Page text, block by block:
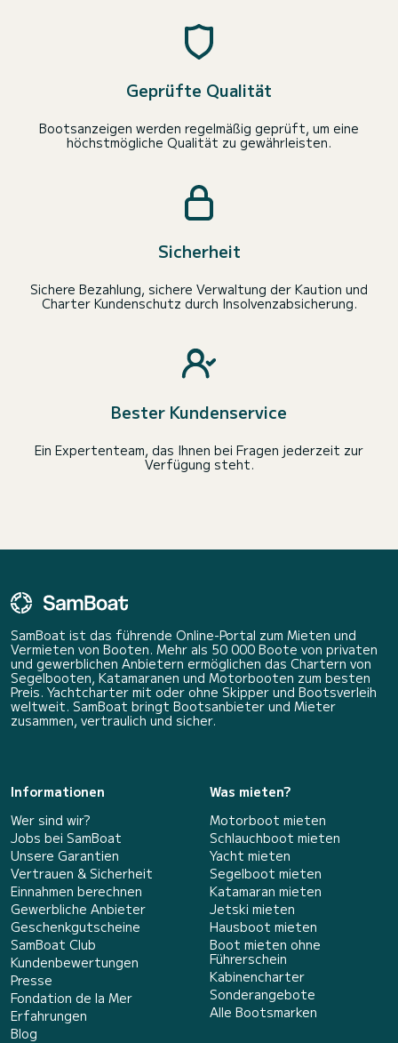
Geprüfte Qualität
Bootsanzeigen werden regelmäßig geprüft, um eine
höchstmögliche Qualität zu gewährleisten.
Sicherheit
Sichere Bezahlung, sichere Verwaltung der Kaution und
Charter Kundenschutz durch Insolvenzabsicherung.
Bester Kundenservice
Ein Expertenteam, das Ihnen bei Fragen jederzeit zur
Verfügung steht.
SamBoat ist das führende Online-Portal zum Mieten und
Vermieten von Booten. Mehr als 50 000 Boote von privaten
und gewerblichen Anbietern ermöglichen das Chartern von
Segelbooten, Katamaranen und Motorbooten zum besten
Preis. Yachtcharter mit oder ohne Skipper und Bootsverleih
weltweit. SamBoat bringt Bootsanbieter und Mieter
zusammen, vertraulich und sicher.
Informationen
Wer sind wir?
Jobs bei SamBoat
Unsere Garantien
Vertrauen & Sicherheit
Einnahmen berechnen
Gewerbliche Anbieter
Geschenkgutscheine
SamBoat Club
Kundenbewertungen
Presse
Fondation de la Mer
Erfahrungen
Blog
Was mieten?
Motorboot mieten
Schlauchboot mieten
Yacht mieten
Segelboot mieten
Katamaran mieten
Jetski mieten
Hausboot mieten
Boot mieten ohne
Führerschein
Kabinencharter
Sonderangebote
Alle Bootsmarken